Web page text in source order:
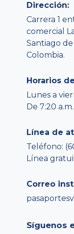
Dirección:
Carrera 1
comercial
Santiago de
Colombia.
Horarios
Lunes a
De 7:20
Línea de
Teléfono:
Línea
Correo
Síguenos